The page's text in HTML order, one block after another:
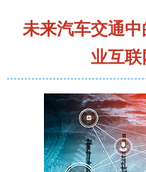
未来汽车交通
业互